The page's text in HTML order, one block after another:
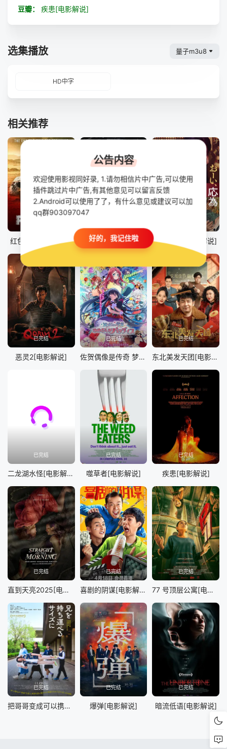
豆瓣：
疾患[电影解说]
选集播放 量子m3u8
HD中字
相关推荐
红色瘟疫[电影解说] 阴儿怨[电影解说] 喂，应为[电影解说]
已完结
恶灵2[电影解说]
已完结
佐贺偶像是传奇 梦想银河乐园[电影解说]
已完结
东北美发天团[电影解说]
已完结
二龙湖水怪[电影解说]
已完结
噬草者[电影解说]
已完结
疾患[电影解说]
已完结
直到天亮2025[电影解说]
已完结
喜剧的阴谋[电影解说]
已完结
77 号顶层公寓[电影解说]
已完结
把哥哥变成可以携带的尺寸[电影解说]
已完结
爆弹[电影解说]
已完结
暗流低语[电影解说]
公告内容
欢迎使用影视同好录, 1.请勿相信片中广告,可以使用
插件跳过片中广告,有其他意见可以留言反馈
2.Android可以使用了了，有什么意见或建议可以加
qq群903097047
好的，我记住啦